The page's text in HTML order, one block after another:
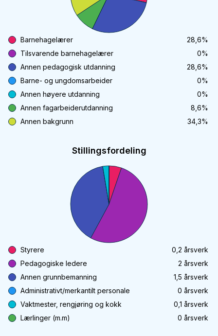
Barnehagelærer 28,6%
Tilsvarende barnehagelærer
0%
Annen pedagogisk utdanning
28,6%
Barne- og ungdomsarbeider
0%
Annen høyere utdanning
0%
Annen fagarbeiderutdanning
8,6%
Annen bakgrunn
34,3%
Stillingsfordeling
Styrere 0,2 årsverk
Pedagogiske ledere
2 årsverk
Annen grunnbemanning
1,5 årsverk
Administrativt/merkantilt personale
0 årsverk
Vaktmester, rengjøring og kokk
0,1 årsverk
Lærlinger (m.m)
0 årsverk